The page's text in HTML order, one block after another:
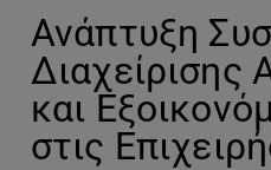
Ανάπτυξη
και
στις